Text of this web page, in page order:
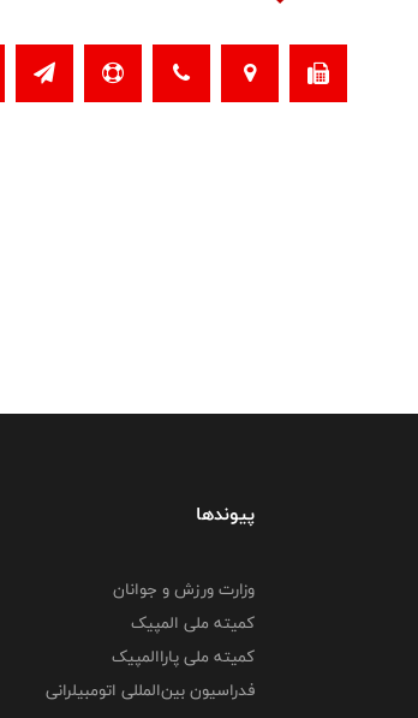
پیوندها
وزارت ورزش و جوانان
کمیته ملی المپیک
کمیته ملی پاراالمپیک
فدراسیون بین‌المللی اتومبیلرانی